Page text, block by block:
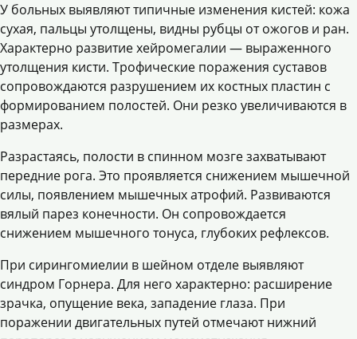
У больных выявляют типичные изменения кистей: кожа
сухая, пальцы утолщены, видны рубцы от ожогов и ран.
Характерно развитие хейромегалии — выраженного
утолщения кисти. Трофические поражения суставов
сопровождаются разрушением их костных пластин с
формированием полостей. Они резко увеличиваются в
размерах.
Разрастаясь, полости в спинном мозге захватывают
передние рога. Это проявляется снижением мышечной
силы, появлением мышечных атрофий. Развиваются
вялый парез конечности. Он сопровождается
снижением мышечного тонуса, глубоких рефлексов.
При сирингомиелии в шейном отделе выявляют
синдром Горнера. Для него характерно: расширение
зрачка, опущение века, западение глаза. При
поражении двигательных путей отмечают нижний